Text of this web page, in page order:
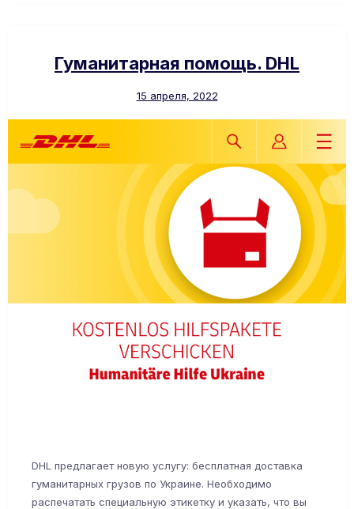
Гуманитарная помощь. DHL
15 апреля, 2022
DHL предлагает новую услугу: бесплатная доставка
гуманитарных грузов по Украине. Необходимо
распечатать специальную этикетку и указать, что вы